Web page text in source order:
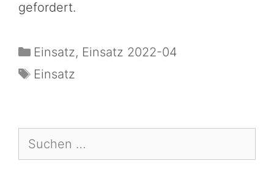
gefordert.
Einsatz, Einsatz 2022-04
Einsatz